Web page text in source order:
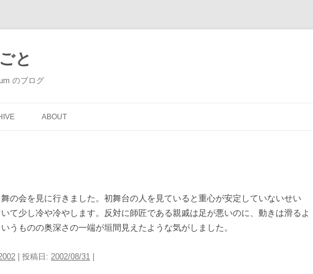
と
のブログ
ABOUT
の会を見に行きました。初舞台の人を見ていると重心が安定していないせい
て少し冷や冷やします。反対に師匠である親戚は足が悪いのに、動きは滑るよ
うものの奥深さの一端が垣間見えたような気がしました。
| 投稿日: 2002/08/31